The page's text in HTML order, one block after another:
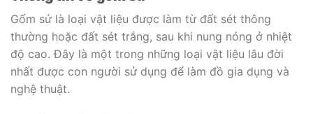
Gốm sứ là loại vật liệu được làm từ đất sét thông
thường hoặc đất sét trắng, sau khi nung nóng ở nhiệt
độ cao. Đây là một trong những loại vật liệu lâu đời
nhất được con người sử dụng để làm đồ gia dụng và
nghệ thuật.